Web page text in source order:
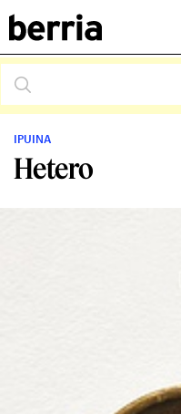
IPUINA
Hetero